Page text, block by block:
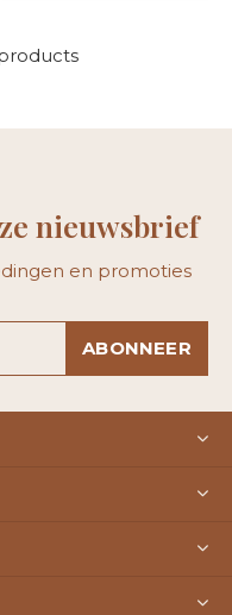
nieuwsbrief
en promoties
ABONNEER